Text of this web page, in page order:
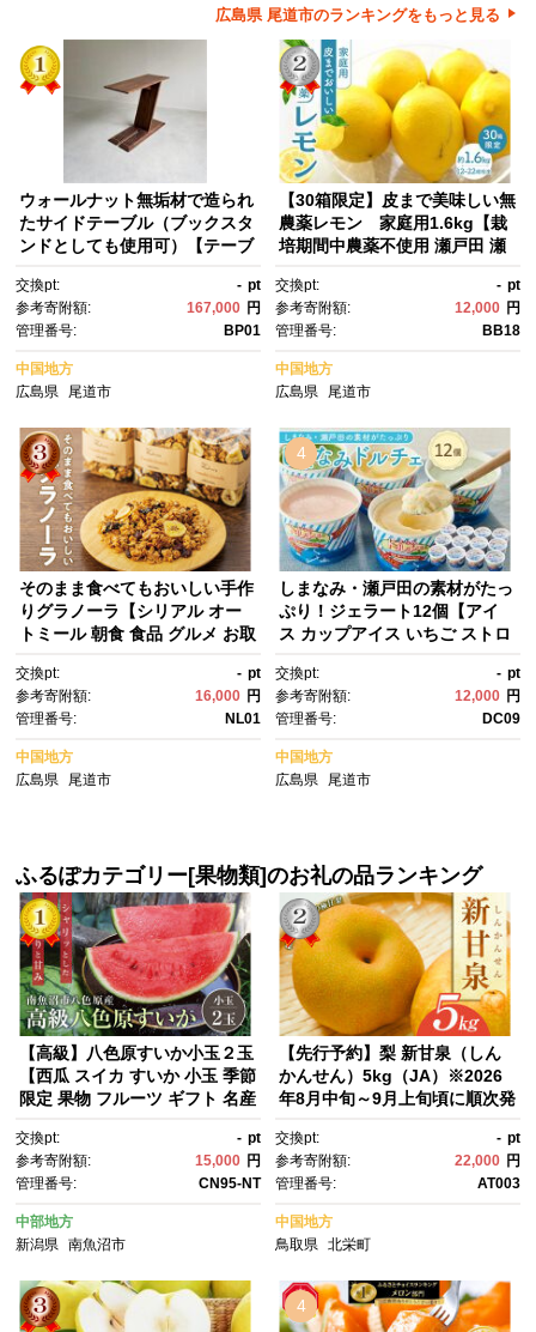
広島県 尾道市のランキングをもっと見る
ウォールナット無垢材で造られ
たサイドテーブル（ブックスタ
ンドとしても使用可）【テーブ
め 広島県 尾道市】
交換pt: - pt
参考寄附額:
167,000 円
管理番号:
BP01
中国地方
広島県
尾道市
【30箱限定】皮まで美味しい無
農薬レモン 家庭用1.6kg【栽
培期間中農薬不使用 瀬戸田 瀬
ン フルーツ 柑橘 シトラス 有
機肥料 防腐剤不使用 レモネー
ド 尾道市 広島】
交換pt: - pt
参考寄附額:
12,000 円
管理番号:
BB18
中国地方
広島県
尾道市
そのまま食べてもおいしい手作
りグラノーラ【シリアル オー
トミール 朝食 食品 グルメ お取
ーツ ミックス クランベリー レ
ーズン プルーン ナッツ はちみ
つ 小分け グラノラ 人気 おすす
め 尾道市】
交換pt: - pt
参考寄附額:
16,000 円
管理番号:
NL01
中国地方
広島県
尾道市
4
しまなみ・瀬戸田の素材がたっ
ぷり！ジェラート12個【アイ
ス カップアイス いちご ストロ
モン シャーベット バニラ 抹
茶 キャラメル みかん 桃 バナ
ナ イチジク アイスクリーム ジ
ェラート スイーツ アイス 広島
県 尾道市】
交換pt: - pt
参考寄附額:
12,000 円
管理番号:
DC09
中国地方
広島県
尾道市
ふるぽカテゴリー[果物類]のお礼の品ランキング
【高級】八色原すいか小玉２玉
【西瓜 スイカ すいか 小玉 季節
限定 果物 フルーツ ギフト 名産
選 デザート 新潟県】【2026年
7月中旬発送】【お届け日時指
定不可】
交換pt: - pt
参考寄附額:
15,000 円
管理番号:
CN95-NT
中部地方
新潟県
南魚沼市
【先行予約】梨 新甘泉（しん
かんせん）5kg（JA）※2026
年8月中旬～9月上旬頃に順次発
ルーツ 果物 鳥取県 北栄町 おす
すめ 人気】
交換pt: - pt
参考寄附額:
22,000 円
管理番号:
AT003
中国地方
鳥取県
北栄町
4